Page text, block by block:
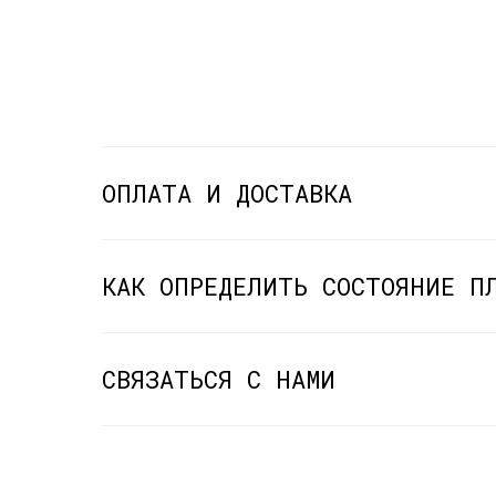
ОПЛАТА И ДОСТАВКА
КАК ОПРЕДЕЛИТЬ СОСТОЯНИЕ
СВЯЗАТЬСЯ С НАМИ